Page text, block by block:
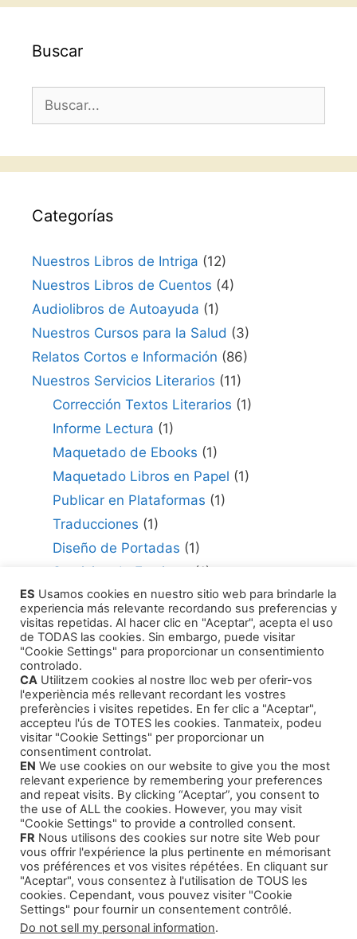
Buscar
Categorías
Nuestros Libros de Intriga (12)
Nuestros Libros de Cuentos (4)
Audiolibros de Autoayuda (1)
Nuestros Cursos para la Salud (3)
Relatos Cortos e Información (86)
Nuestros Servicios Literarios (11)
Corrección Textos Literarios (1)
Informe Lectura (1)
Maquetado de Ebooks (1)
Maquetado Libros en Papel (1)
Publicar en Plataformas (1)
Traducciones (1)
Diseño de Portadas (1)
Servicios de Escritura
(1)
Consultor para Edición (1)
Cómo Publicar tu Obra (1)
Agentes Literarios(1)
Productos
Cursos Formativos
Audiolibros Autoayuda
Cuentos infantiles
Intriga y Narrativa
ES Usamos cookies en nuestro sitio web para brindarle la
experiencia más relevante recordando sus preferencias y
visitas repetidas. Al hacer clic en "Aceptar", acepta el uso
de TODAS las cookies. Sin embargo, puede visitar
"Cookie Settings" para proporcionar un consentimiento
controlado.
CA Utilitzem cookies al nostre lloc web per oferir-vos
l'experiència més rellevant recordant les vostres
preferències i visites repetides. En fer clic a "Aceptar",
accepteu l'ús de TOTES les cookies. Tanmateix, podeu
visitar "Cookie Settings" per proporcionar un
consentiment controlat.
EN We use cookies on our website to give you the most
relevant experience by remembering your preferences
and repeat visits. By clicking “Aceptar”, you consent to
the use of ALL the cookies. However, you may visit
"Cookie Settings" to provide a controlled consent.
FR Nous utilisons des cookies sur notre site Web pour
vous offrir l'expérience la plus pertinente en mémorisant
vos préférences et vos visites répétées. En cliquant sur
"Aceptar", vous consentez à l'utilisation de TOUS les
cookies. Cependant, vous pouvez visiter "Cookie
Settings" pour fournir un consentement contrôlé.
Do not sell my personal information.